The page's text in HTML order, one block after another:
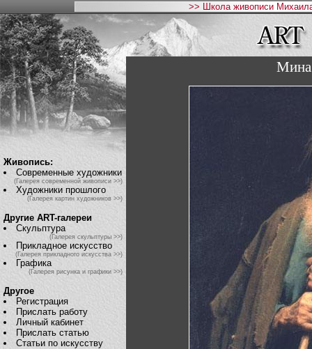
>> Школа живописи
Живопись:
Современные художники
(Галерея современной живописи >>)
Художники прошлого
(Галерея картин художников >>)
Другие ART-галереи
Скульптура
(Галерея скульптуры >>)
Прикладное искусство
(Галерея прикладного искусства >>)
Графика
(Галерея рисунка и графики >>)
Другое
Регистрация
Прислать работу
Личный кабинет
Прислать статью
Статьи по искусству
Мина